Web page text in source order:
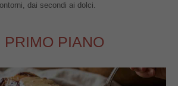
dai secondi ai dolci.
PRIMO PIANO